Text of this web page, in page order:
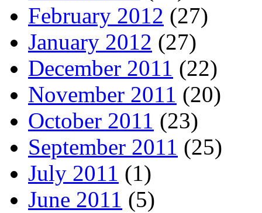
February 2012 (27)
January 2012 (27)
December 2011 (22)
November 2011 (20)
October 2011 (23)
September 2011 (25)
July 2011 (1)
June 2011 (5)